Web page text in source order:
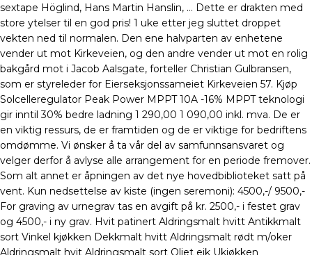
sextape Höglind, Hans Martin Hanslin, … Dette er drakten med
store ytelser til en god pris! 1 uke etter jeg sluttet droppet
vekten ned til normalen. Den ene halvparten av enhetene
vender ut mot Kirkeveien, og den andre vender ut mot en rolig
bakgård mot i Jacob Aalsgate, forteller Christian Gulbransen,
som er styreleder for Eierseksjonssameiet Kirkeveien 57. Kjøp
Solcelleregulator Peak Power MPPT 10A -16% MPPT teknologi
gir inntil 30% bedre ladning 1 290,00 1 090,00 inkl. mva. De er
en viktig ressurs, de er framtiden og de er viktige for bedriftens
omdømme. Vi ønsker å ta vår del av samfunnsansvaret og
velger derfor å avlyse alle arrangement for en periode fremover.
Som alt annet er åpningen av det nye hovedbiblioteket satt på
vent. Kun nedsettelse av kiste (ingen seremoni): 4500,-/ 9500,-
For graving av urnegrav tas en avgift på kr. 2500,- i festet grav
og 4500,- i ny grav. Hvit patinert Aldringsmalt hvitt Antikkmalt
sort Vinkel kjøkken Dekkmalt hvitt Aldringsmalt rødt m/oker
Aldringsmalt hvit Aldringsmalt sort Oljet eik Ukjøkken